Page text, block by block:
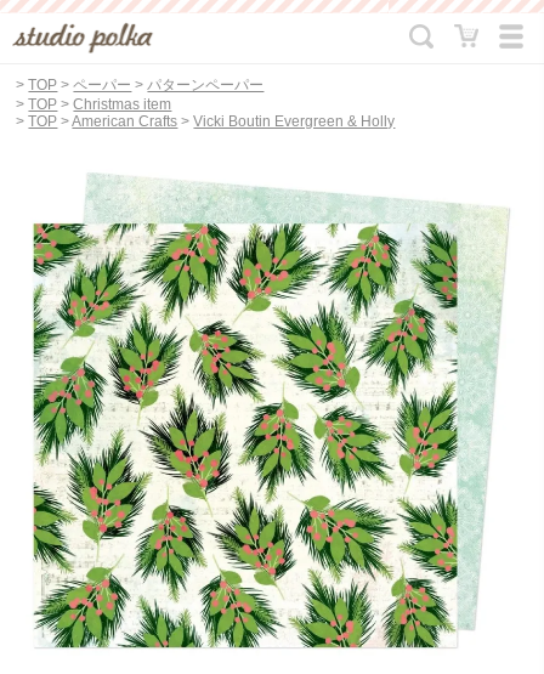
>TOP >ペーパー >パターンペーパー
>TOP >Christmas item
>TOP >American Crafts >Vicki Boutin Evergreen & Holly